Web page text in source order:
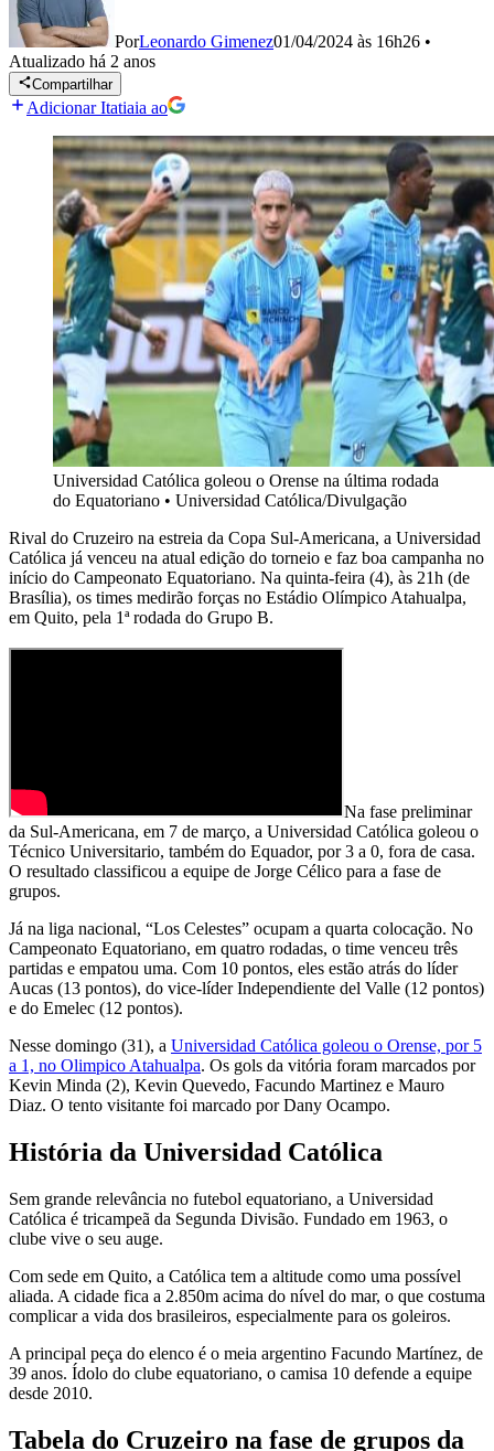
PorLeonardo Gimenez01/04/2024 às 16h26 •
Atualizado há 2 anos
Compartilhar
Adicionar Itatiaia ao
Universidad Católica goleou o Orense na última rodada
do Equatoriano • Universidad Católica/Divulgação
Rival do Cruzeiro na estreia da Copa Sul-Americana, a Universidad
Católica já venceu na atual edição do torneio e faz boa campanha no
início do Campeonato Equatoriano. Na quinta-feira (4), às 21h (de
Brasília), os times medirão forças no Estádio Olímpico Atahualpa,
em Quito, pela 1ª rodada do Grupo B.
Na fase preliminar
da Sul-Americana, em 7 de março, a Universidad Católica goleou o
Técnico Universitario, também do Equador, por 3 a 0, fora de casa.
O resultado classificou a equipe de Jorge Célico para a fase de
grupos.
Já na liga nacional, “Los Celestes” ocupam a quarta colocação. No
Campeonato Equatoriano, em quatro rodadas, o time venceu três
partidas e empatou uma. Com 10 pontos, eles estão atrás do líder
Aucas (13 pontos), do vice-líder Independiente del Valle (12 pontos)
e do Emelec (12 pontos).
Nesse domingo (31), a Universidad Católica goleou o Orense, por 5
a 1, no Olimpico Atahualpa. Os gols da vitória foram marcados por
Kevin Minda (2), Kevin Quevedo, Facundo Martinez e Mauro
Diaz. O tento visitante foi marcado por Dany Ocampo.
História da Universidad Católica
Sem grande relevância no futebol equatoriano, a Universidad
Católica é tricampeã da Segunda Divisão. Fundado em 1963, o
clube vive o seu auge.
Com sede em Quito, a Católica tem a altitude como uma possível
aliada. A cidade fica a 2.850m acima do nível do mar, o que costuma
complicar a vida dos brasileiros, especialmente para os goleiros.
A principal peça do elenco é o meia argentino Facundo Martínez, de
39 anos. Ídolo do clube equatoriano, o camisa 10 defende a equipe
desde 2010.
Tabela do Cruzeiro na fase de grupos da